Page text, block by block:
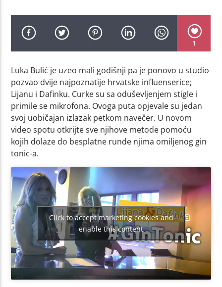
1
Luka Bulić je uzeo mali godišnji pa je ponovo u studio
pozvao dvije najpoznatije hrvatske influenserice;
Lijanu i Dafinku. Curke su sa oduševljenjem stigle i
primile se mikrofona. Ovoga puta opjevale su jedan
svoj uobičajan izlazak petkom navečer. U novom
video spotu otkrijte sve njihove metode pomoću
kojih dolaze do besplatne runde njima omiljenog gin
tonic-a.
Click to accept marketing cookies and
enable this content